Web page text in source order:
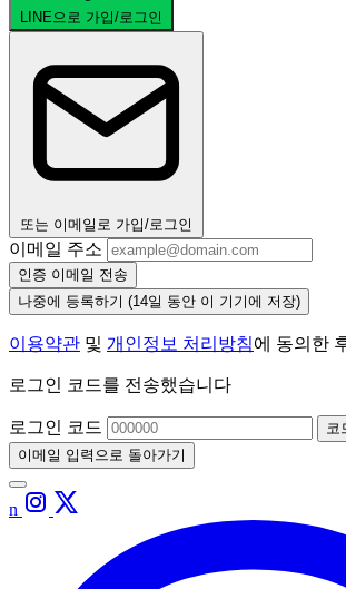
LINE으로 가입/로그인
또는 이메일로 가입/로그인
이메일 주소
인증 이메일 전송
나중에 등록하기 (14일 동안 이 기기에 저장)
이용약관 및 개인정보 처리방침에 동의한
로그인 코드를 전송했습니다
로그인 코드
코
이메일 입력으로 돌아가기
n